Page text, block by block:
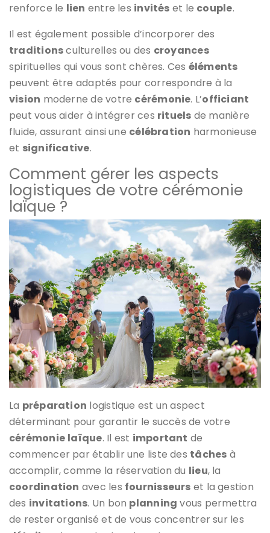
renforce le lien entre les invités et le couple.
Il est également possible d’incorporer des
traditionsculturelles ou des croyances
spirituelles qui vous sont chères. Ces éléments
peuvent être adaptés pour correspondre à la
vision moderne de votre cérémonie. L’officiant
peut vous aider à intégrer ces rituels de manière
fluide, assurant ainsi une célébration harmonieuse
et significative.
Comment gérer les aspects
logistiques de votre cérémonie
laïque ?
La préparation logistique est un aspect
déterminant pour garantir le succès de votre
cérémonie laïque. Il est important de
commencer par établir une liste des tâches à
accomplir, comme la réservation du lieu, la
coordination avec les fournisseurs et la gestion
des invitations. Un bon planning vous permettra
de rester organisé et de vous concentrer sur les